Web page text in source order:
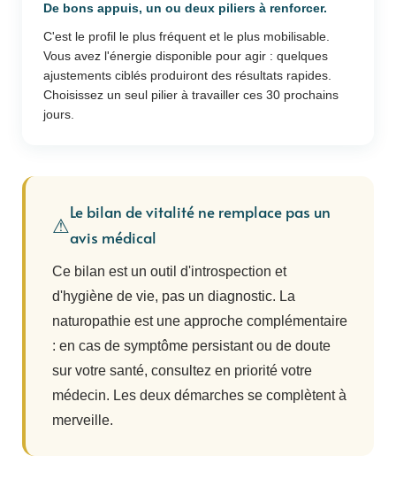
De bons appuis, un ou deux piliers à renforcer.
C'est le profil le plus fréquent et le plus mobilisable.
Vous avez l'énergie disponible pour agir : quelques
ajustements ciblés produiront des résultats rapides.
Choisissez un seul pilier à travailler ces 30 prochains
jours.
⚠Le bilan de vitalité ne remplace pas un
avis médical
Ce bilan est un outil d'introspection et
d'hygiène de vie, pas un diagnostic. La
naturopathie est une approche complémentaire
: en cas de symptôme persistant ou de doute
sur votre santé, consultez en priorité votre
médecin. Les deux démarches se complètent à
merveille.